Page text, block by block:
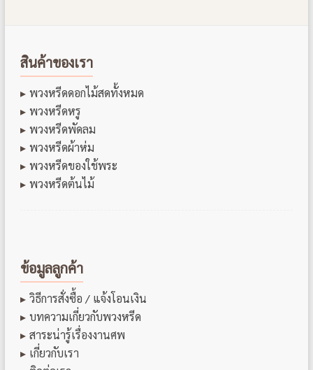
สินค้าของเรา
พวงหรีดดอกไม้สดทั้งหมด
พวงหรีดหรู
พวงหรีดพัดลม
พวงหรีดผ้าห่ม
พวงหรีดของใช้พระ
พวงหรีดต้นไม้
ข้อมูลลูกค้า
วิธีการสั่งซื้อ / แจ้งโอนเงิน
บทความเกี่ยวกับพวงหรีด
สาระน่ารู้เรื่องงานศพ
เกี่ยวกับเรา